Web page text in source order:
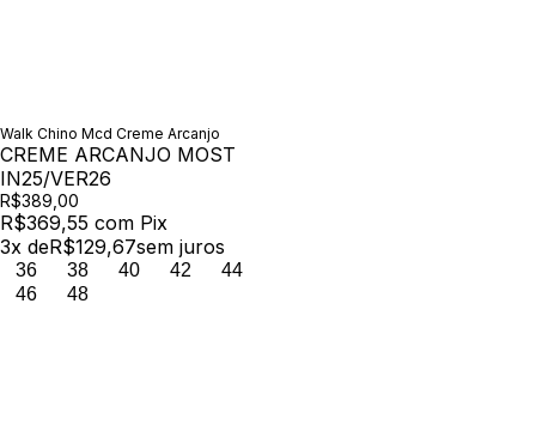
Walk Chino Mcd Creme Arcanjo
CREME ARCANJO MOST
IN25/VER26
R$389,00
R$369,55 com Pix
3x deR$129,67sem juros
36 38 40 42
44
46
48